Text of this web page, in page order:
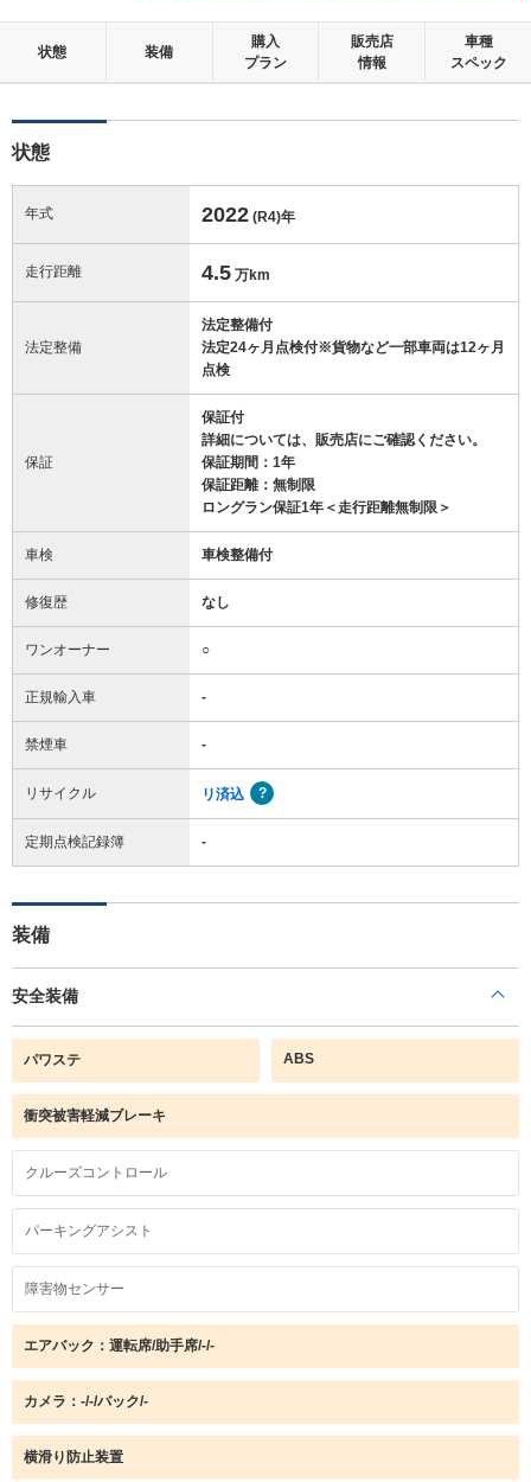
この中古車の「車両品質評価書」を見る
状態 装備
購入
プラン
販売店
情報
車種
スペック
状態
年式 2022 (R4)年
走行距離 4.5 万km
法定整備
法定整備付
法定24ヶ月点検付※貨物など一部車両は12ヶ月
点検
保証
保証付
詳細については、販売店にご確認ください。
保証期間：1年
保証距離：無制限
ロングラン保証1年＜走行距離無制限＞
車検 車検整備付
修復歴 なし
ワンオーナー ○
正規輸入車 -
禁煙車 -
リサイクル リ済込
定期点検記録簿 -
装備
安全装備
パワステ ABS
衝突被害軽減ブレーキ
クルーズコントロール
パーキングアシスト
障害物センサー
エアバック：運転席/助手席/-/-
カメラ：-/-/バック/-
横滑り防止装置